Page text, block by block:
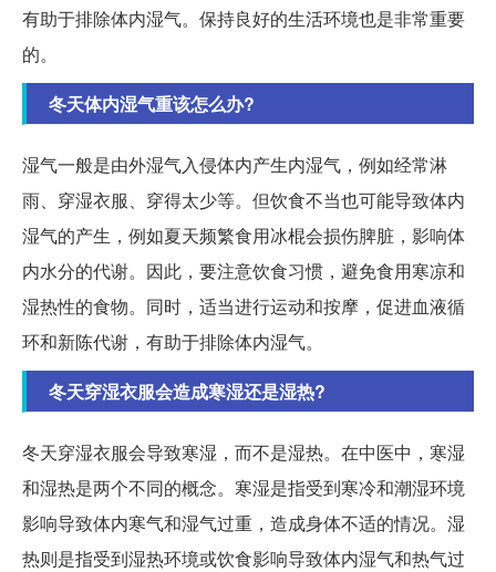
有助于排除体内湿气。保持良好的生活环境也是非常重要
的。
冬天体内湿气重该怎么办?
湿气一般是由外湿气入侵体内产生内湿气，例如经常淋
雨、穿湿衣服、穿得太少等。但饮食不当也可能导致体内
湿气的产生，例如夏天频繁食用冰棍会损伤脾脏，影响体
内水分的代谢。因此，要注意饮食习惯，避免食用寒凉和
湿热性的食物。同时，适当进行运动和按摩，促进血液循
环和新陈代谢，有助于排除体内湿气。
冬天穿湿衣服会造成寒湿还是湿热?
冬天穿湿衣服会导致寒湿，而不是湿热。在中医中，寒湿
和湿热是两个不同的概念。寒湿是指受到寒冷和潮湿环境
影响导致体内寒气和湿气过重，造成身体不适的情况。湿
热则是指受到湿热环境或饮食影响导致体内湿气和热气过